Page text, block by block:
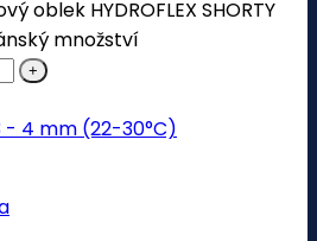
oblek HYDROFLEX SHORTY
množství
- 4 mm (22-30°C)